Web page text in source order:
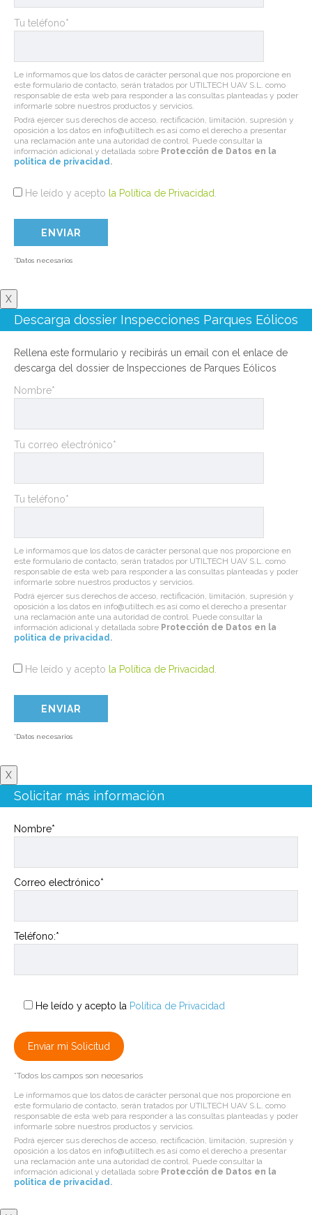
Tu teléfono*
Le informamos que los datos de carácter personal que nos proporcione en
este formulario de contacto, serán tratados por UTILTECH UAV S.L. como
responsable de esta web para responder a las consultas planteadas y poder
informarle sobre nuestros productos y servicios.
Podrá ejercer sus derechos de acceso, rectificación, limitación, supresión y
oposición a los datos en info@utiltech.es así como el derecho a presentar
una reclamación ante una autoridad de control. Puede consultar la
información adicional y detallada sobre Protección de Datos en la
politica de privacidad.
He leído y acepto la Política de Privacidad
*Datos necesarios
X
Descarga dossier Inspecciones Parques Eólicos
Rellena este formulario y recibirás un email con el enlace de
descarga del dossier de Inspecciones de Parques Eólicos
Nombre*
Tu correo electrónico*
Tu teléfono*
Le informamos que los datos de carácter personal que nos proporcione en
este formulario de contacto, serán tratados por UTILTECH UAV S.L. como
responsable de esta web para responder a las consultas planteadas y poder
informarle sobre nuestros productos y servicios.
Podrá ejercer sus derechos de acceso, rectificación, limitación, supresión y
oposición a los datos en info@utiltech.es así como el derecho a presentar
una reclamación ante una autoridad de control. Puede consultar la
información adicional y detallada sobre Protección de Datos en la
politica de privacidad.
He leído y acepto la Política de Privacidad
*Datos necesarios
X
Solicitar más información
Nombre*
Correo electrónico*
Teléfono:*
He leído y acepto la Política de Privacidad
*Todos los campos son necesarios
Le informamos que los datos de carácter personal que nos proporcione en
este formulario de contacto, serán tratados por UTILTECH UAV S.L. como
responsable de esta web para responder a las consultas planteadas y poder
informarle sobre nuestros productos y servicios.
Podrá ejercer sus derechos de acceso, rectificación, limitación, supresión y
oposición a los datos en info@utiltech.es así como el derecho a presentar
una reclamación ante una autoridad de control. Puede consultar la
información adicional y detallada sobre Protección de Datos en la
politica de privacidad.